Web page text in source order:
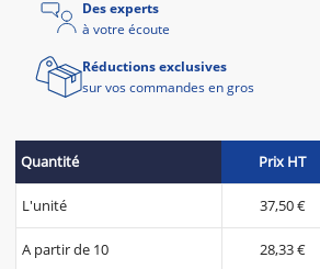
Des experts
à votre écoute
Réductions exclusives
sur vos commandes en gros
Quantité Prix HT
L'unité 37,50 €
A partir de 10 28,33 €